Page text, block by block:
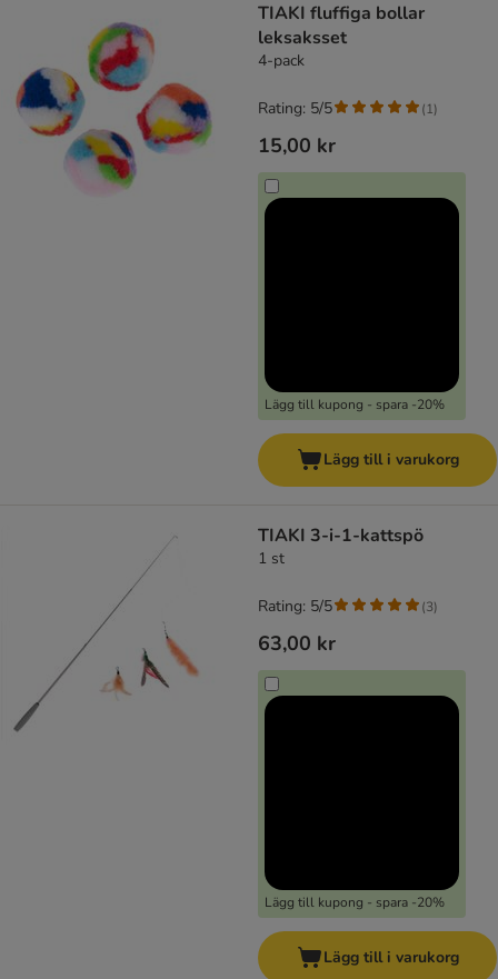
TIAKI fluffiga bollar
leksaksset
4-pack
15,00 kr
Lägg till kupong - spara -20%
Rating: 5/5 (1)
Lägg till i varukorg
TIAKI 3-i-1-kattspö
1 st
63,00 kr
Lägg till kupong - spara -20%
Rating: 5/5 (3)
Lägg till i varukorg